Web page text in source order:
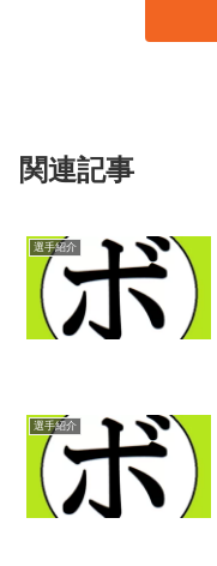
関連記事
選手紹介
選手紹介